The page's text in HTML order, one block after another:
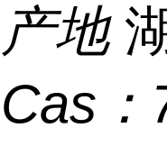
产地
Cas：